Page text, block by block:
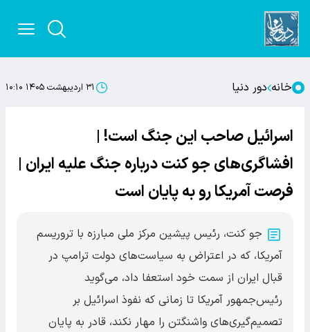
خانه دور دنیا ۳۱ اردیبهشت ۱۴۰۵ ۱۰:۱۰
اسرائیل صاحب این جنگ است! |
افشاگری‌های جو کنت درباره جنگ علیه ایران |
فرصت آمریکا رو به پایان است
جو کنت، رئیس پیشین مرکز ملی مبارزه با تروریسم
آمریکا، که در اعتراض به سیاست‌های دولت ترامپ در
قبال ایران از سمت خود استعفا داد، می‌گوید
رئیس‌جمهور آمریکا تا زمانی که نفوذ اسرائیل بر
تصمیم‌گیری‌های واشنگتن را مهار نکند، قادر به پایان